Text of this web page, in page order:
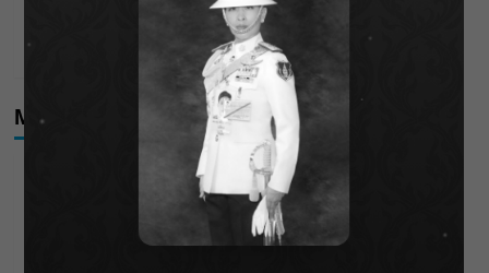
‘แมน การิน’ แชร์ความเชื่อชวนคิด! “อยากกินอะไรหลังจาก
ลาโลกนี้ ให้ใส่บาตรสิ่งนั้นไว้ตอนยังมีชีวิต”
Meta